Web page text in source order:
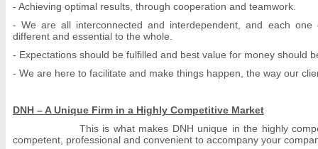
- Achieving optimal results, through cooperation and teamwork.
- We are all interconnected and interdependent, and each
different and essential to the whole.
- Expectations should be fulfilled and best value for money should
- We are here to facilitate and make things happen, the way our
DNH – A Unique Firm in a Highly Competitive Market
This is what makes DNH unique in the highly
competent, professional and convenient to accompany your